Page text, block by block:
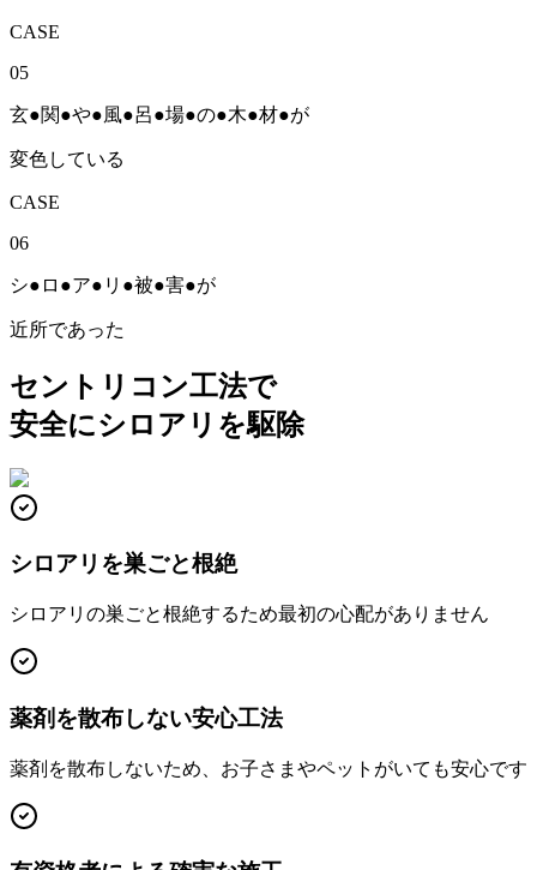
CASE
05
玄●関●や●風●呂●場●の●木●材●が
変色している
CASE
06
シ● ロ ●ア● リ ●被●害●が
近所であった
セントリコン工法で
安全にシロアリを駆除
シロアリを巣ごと根絶
シロアリの巣ごと根絶するため最初の心配がありません
薬剤を散布しない安心工法
薬剤を散布しないため、お子さまやペットがいても安心です